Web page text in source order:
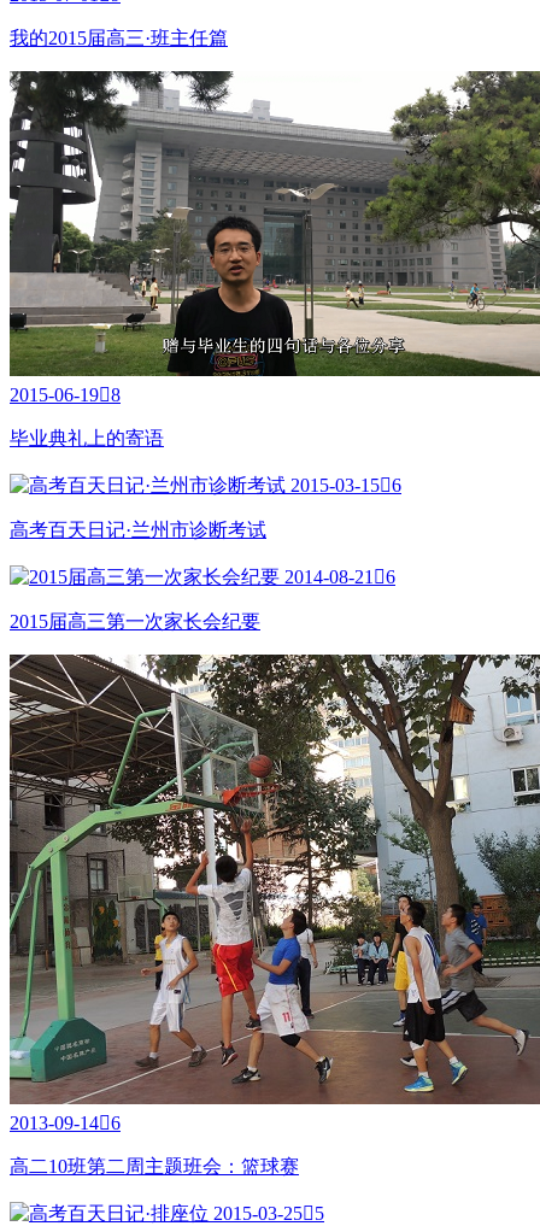
我的2015届高三·班主任篇
2015-06-198
毕业典礼上的寄语
2015-03-156
高考百天日记·兰州市诊断考试
2014-08-21 6
2015届高三第一次家长会纪要
2013-09-146
高二10班第二周主题班会：篮球赛
2015-03-255